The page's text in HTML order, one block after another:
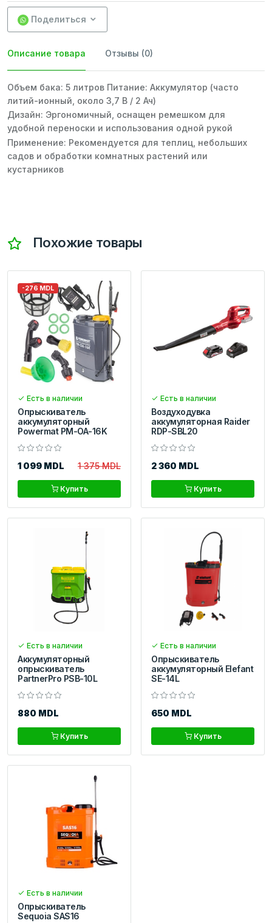
Поделиться
Описание товара Отзывы (0)
Объем бака: 5 литров Питание: Аккумулятор (часто
литий-ионный, около 3,7 В / 2 Ач)
Дизайн: Эргономичный, оснащен ремешком для
удобной переноски и использования одной рукой
Применение: Рекомендуется для теплиц, небольших
садов и обработки комнатных растений или
кустарников
Похожие товары
-276 MDL
Есть в наличии
Опрыскиватель
аккумуляторный
Powermat PM-OA-16K
1 099 MDL 1 375 MDL
Купить
Есть в наличии
Воздуходувка
аккумуляторная Raider
RDP-SBL20
2 360 MDL
Купить
Есть в наличии
Аккумуляторный
опрыскиватель
PartnerPro PSB-10L
880 MDL
Купить
Есть в наличии
Опрыскиватель
аккумуляторный Elefant
SE-14L
650 MDL
Купить
Есть в наличии
Опрыскиватель
Sequoia SAS16